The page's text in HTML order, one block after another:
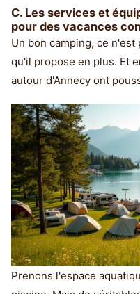
C. Les services et
pour des vacances
Un bon camping, ce n'est
qu'il propose en plus. Et
autour d'Annecy ont
Prenons l'espace